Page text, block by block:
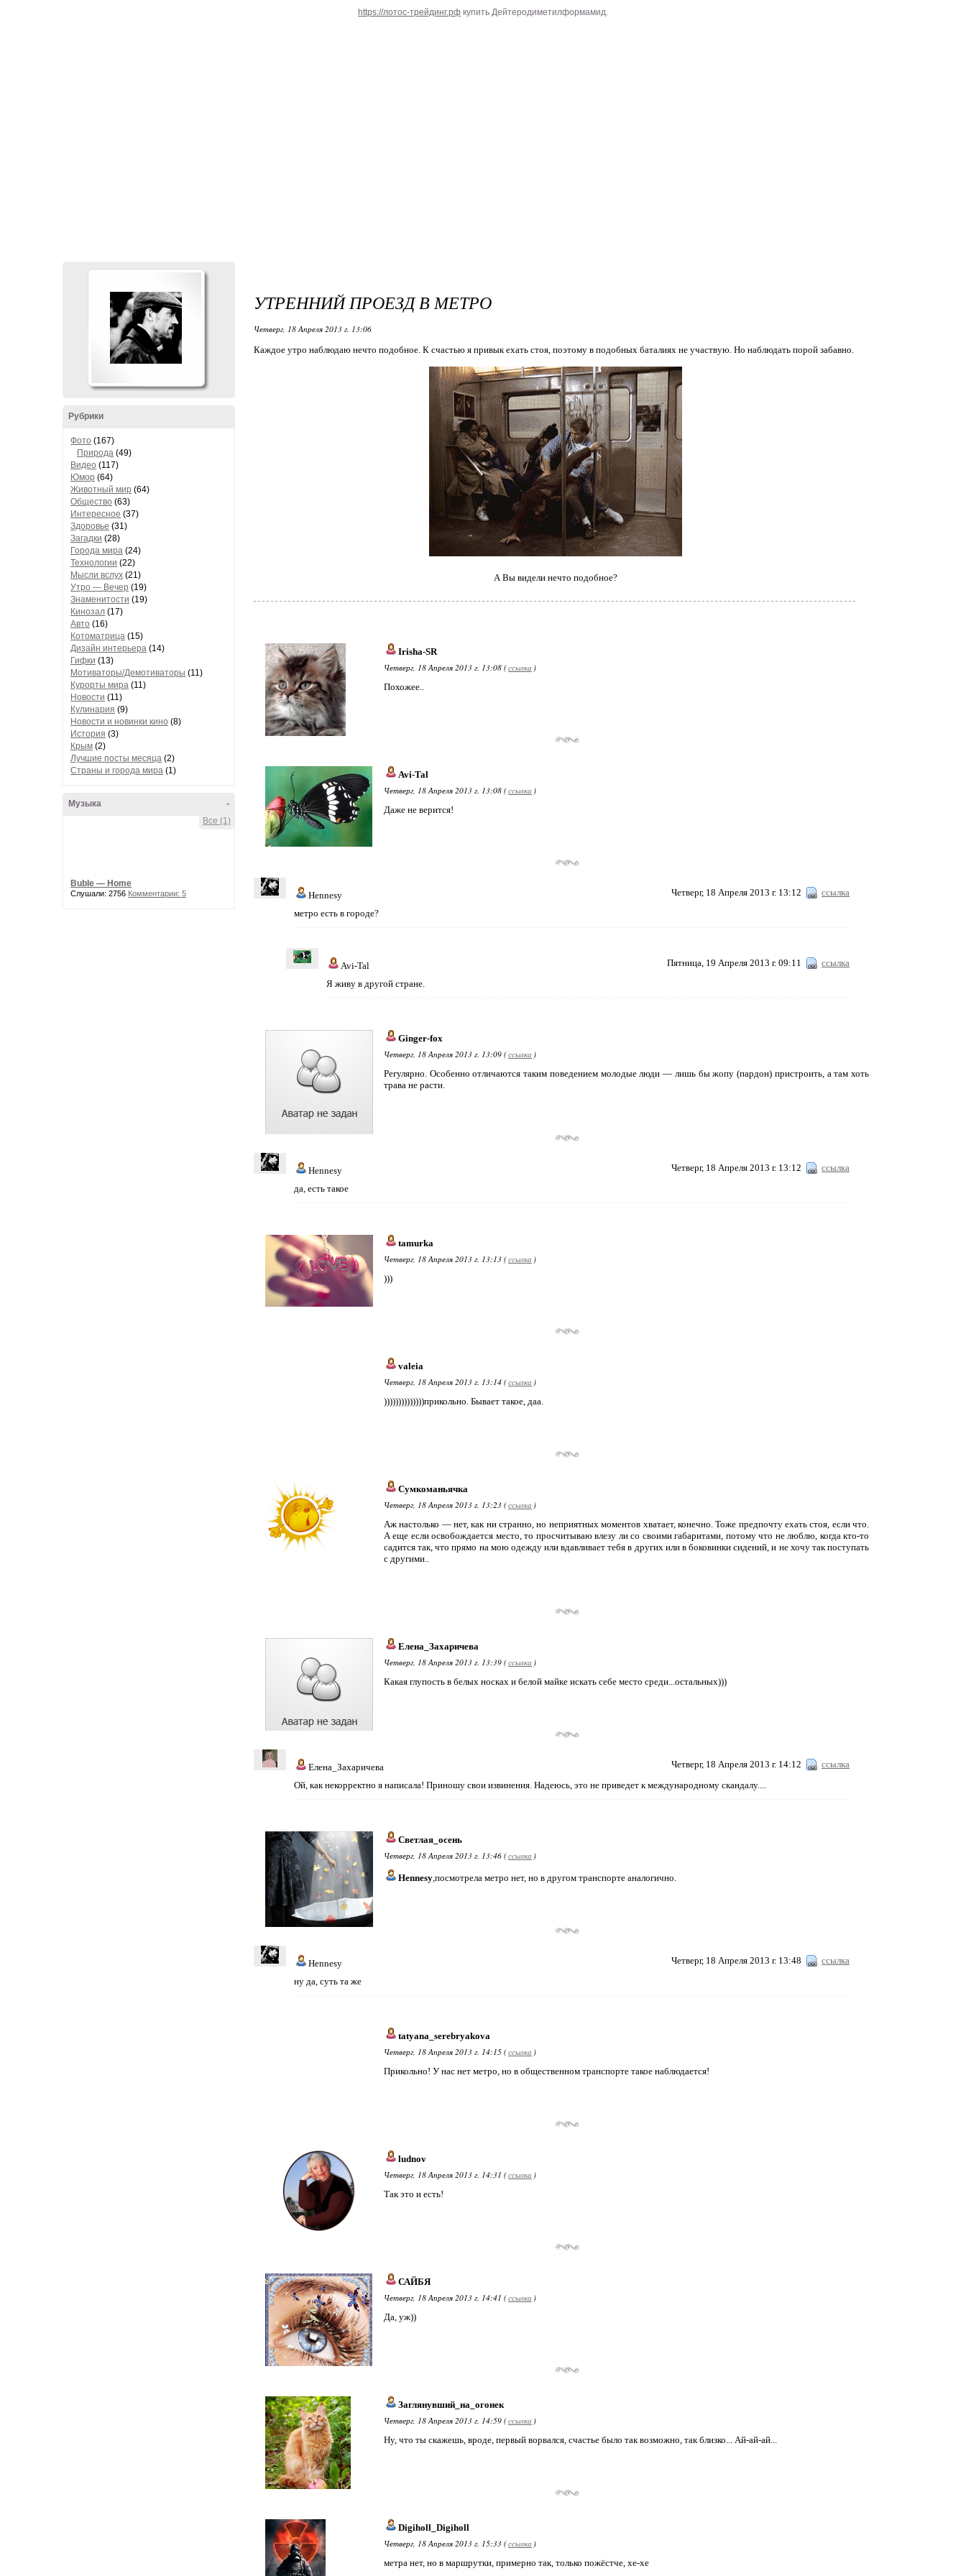
https://лотос-трейдинг.рф купить Дейтеродиметилформамид.
Рубрики
Фото (167)
Природа (49)
Видео (117)
Юмор (64)
Животный мир (64)
Общество (63)
Интересное (37)
Здоровье (31)
Загадки (28)
Города мира (24)
Технологии (22)
Мысли вслух (21)
Утро — Вечер (19)
Знаменитости (19)
Кинозал (17)
Авто (16)
Котоматрица (15)
Дизайн интерьера (14)
Гифки (13)
Мотиваторы/Демотиваторы (11)
Курорты мира (11)
Новости (11)
Кулинария (9)
Новости и новинки кино (8)
История (3)
Крым (2)
Лучшие посты месяца (2)
Страны и города мира (1)
-
Музыка
Все (1)
Buble — Home
Слушали: 2756 Комментарии: 5
УТРЕННИЙ ПРОЕЗД В МЕТРО
Четверг, 18 Апреля 2013 г. 13:06
Каждое утро наблюдаю нечто подобное. К счастью я привык ехать стоя, поэтому в подобных баталиях не участвую. Но наблюдать порой забавно.
А Вы видели нечто подобное?
Irisha-SR
Четверг, 18 Апреля 2013 г. 13:08 (ссылка )
Похожее..
Avi-Tal
Четверг, 18 Апреля 2013 г. 13:08 (ссылка )
Даже не верится!
Четверг, 18 Апреля 2013 г. 13:12 ссылка
Hennesy
метро есть в городе?
Пятница, 19 Апреля 2013 г. 09:11 ссылка
Avi-Tal
Я живу в другой стране.
Ginger-fox
Четверг, 18 Апреля 2013 г. 13:09 (ссылка )
Регулярно. Особенно отличаются таким поведением молодые люди — лишь бы жопу (пардон) пристроить, а там хоть
трава не расти.
Четверг, 18 Апреля 2013 г. 13:12 ссылка
Hennesy
да, есть такое
tamurka
Четверг, 18 Апреля 2013 г. 13:13 (ссылка )
)))
valeia
Четверг, 18 Апреля 2013 г. 13:14 (ссылка )
))))))))))))))прикольно. Бывает такое, даа.
Сумкоманьячка
Четверг, 18 Апреля 2013 г. 13:23 (ссылка )
Аж настолько — нет, как ни странно, но неприятных моментов хватает, конечно. Тоже предпочту ехать стоя, если что.
А еще если освобождается место, то просчитываю влезу ли со своими габаритами, потому что не люблю, когда кто-то
садится так, что прямо на мою одежду или вдавливает тебя в других или в боковинки сидений, и не хочу так поступать
с другими..
Елена_Захаричева
Четверг, 18 Апреля 2013 г. 13:39 (ссылка )
Какая глупость в белых носках и белой майке искать себе место среди...остальных)))
Четверг, 18 Апреля 2013 г. 14:12 ссылка
Елена_Захаричева
Ой, как некорректно я написала! Приношу свои извинения. Надеюсь, это не приведет к международному скандалу....
Светлая_осень
Четверг, 18 Апреля 2013 г. 13:46 (ссылка )
Hennesy,посмотрела метро нет, но в другом транспорте аналогично.
Четверг, 18 Апреля 2013 г. 13:48 ссылка
Hennesy
ну да, суть та же
tatyana_serebryakova
Четверг, 18 Апреля 2013 г. 14:15 (ссылка )
Прикольно! У нас нет метро, но в общественном транспорте такое наблюдается!
ludnov
Четверг, 18 Апреля 2013 г. 14:31 (ссылка )
Так это и есть!
САЙБЯ
Четверг, 18 Апреля 2013 г. 14:41 (ссылка )
Да, уж))
Заглянувший_на_огонек
Четверг, 18 Апреля 2013 г. 14:59 (ссылка )
Ну, что ты скажешь, вроде, первый ворвался, счастье было так возможно, так близко... Ай-ай-ай...
Digiholl_Digiholl
Четверг, 18 Апреля 2013 г. 15:33 (ссылка )
метра нет, но в маршрутки, примерно так, только пожёстче, хе-хе